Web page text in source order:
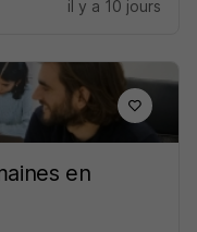
il y a 10 jours
en